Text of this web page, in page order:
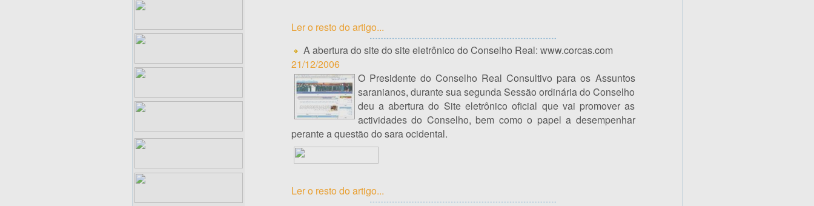
Ler o resto do artigo...
A abertura do site do site eletrônico do Conselho Real: www.corcas.com
21/12/2006
O Presidente do Conselho Real Consultivo para os Assuntos
saranianos, durante sua segunda Sessão ordinária do Conselho
deu a abertura do Site eletrônico oficial que vai promover as
actividades do Conselho, bem como o papel a desempenhar
perante a questão do sara ocidental.
Ler o resto do artigo...